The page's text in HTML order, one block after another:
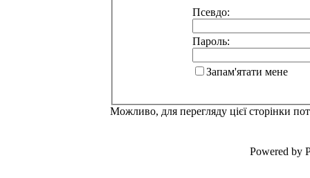
Псевдо:
Пароль:
Запам'ятати мене
Можливо, для перегляду цієї сторінки
Powered by